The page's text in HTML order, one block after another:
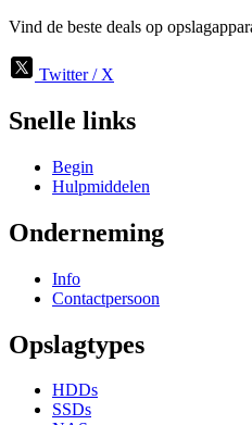
Vind de beste deals op
Twitter / X
Snelle links
Begin
Hulpmiddelen
Onderneming
Info
Contactpersoon
Opslagtypes
HDDs
SSDs